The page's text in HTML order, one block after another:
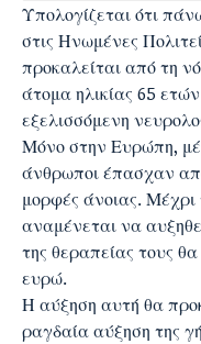
Υπολογίζεται ότι
στις Ηνωμένες
προκαλείται από τη
άτομα ηλικίας 65
εξελισσόμενη
Μόνο στην Ευρώπη,
άνθρωποι έπασχαν
μορφές άνοιας.
αναμένεται να
της θεραπείας τους
ευρώ.
Η αύξηση αυτή θα
ραγδαία αύξηση της